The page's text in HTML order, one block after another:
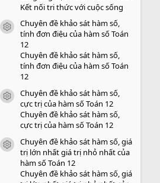
Kết nối tri thức với cuộc sống
icon tài liệu
Chuyên đề khảo sát hàm số,
tính đơn điệu của hàm số Toán
12
Chuyên đề khảo sát hàm số,
tính đơn điệu của hàm số Toán
12
icon tài liệu
Chuyên đề khảo sát hàm số,
cực trị của hàm số Toán 12
Chuyên đề khảo sát hàm số,
cực trị của hàm số Toán 12
icon tài liệu
Chuyên đề khảo sát hàm số, giá
trị lớn nhất giá trị nhỏ nhất của
hàm số Toán 12
Chuyên đề khảo sát hàm số, giá